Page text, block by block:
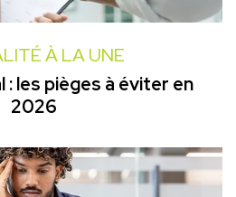
À LA UNE
: les pièges à éviter en
2026